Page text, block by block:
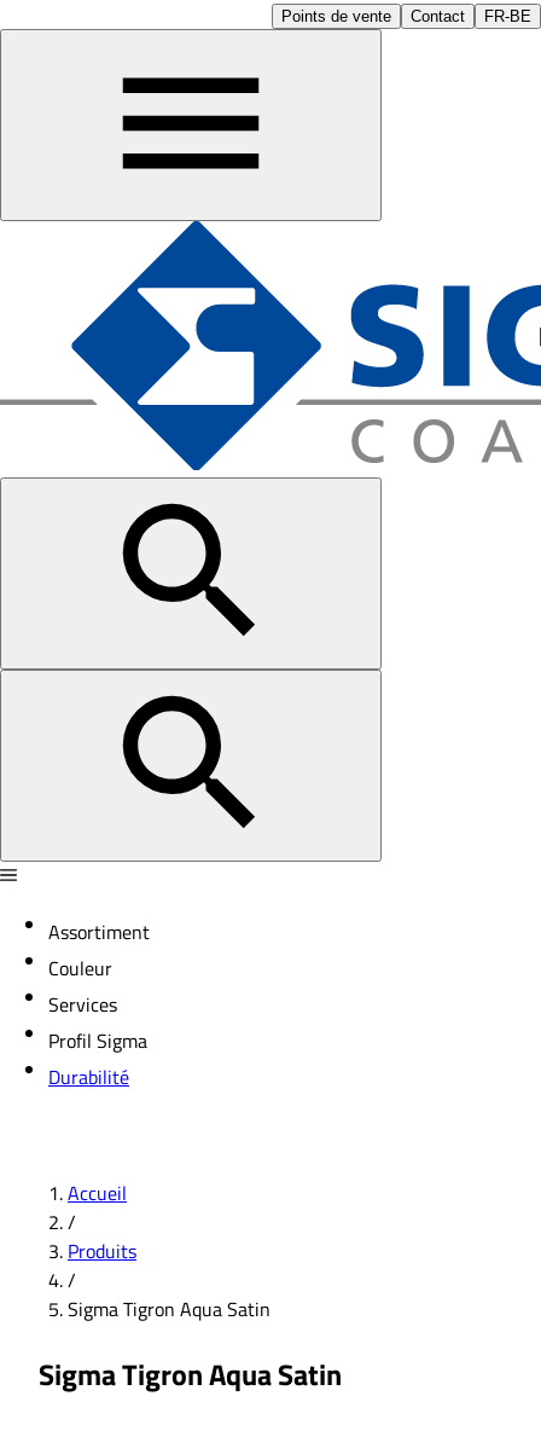
Points de vente Contact FR-BE
Assortiment
Couleur
Services
Profil Sigma
Durabilité
Accueil
/
Produits
/
Sigma Tigron Aqua Satin
Sigma Tigron Aqua Satin